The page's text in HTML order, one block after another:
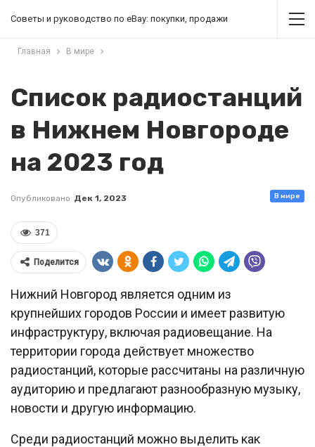
Советы и руководство по eBay: покупки, продажи
Главная В мире
Список радиостанций
в Нижнем Новгороде
на 2023 год
В мире
Опубликовано Дек 1, 2023
371
Поделится
Нижний Новгород является одним из
крупнейших городов России и имеет развитую
инфраструктуру, включая радиовещание. На
территории города действует множество
радиостанций, которые рассчитаны на различную
аудиторию и предлагают разнообразную музыку,
новости и другую информацию.
Среди радиостанций можно выделить как